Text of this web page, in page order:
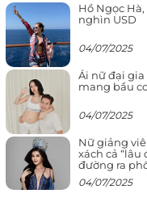
Hồ Ngọc
nghìn USD
04/07/2025
Ái nữ đại
mang bầu
04/07/2025
Nữ giảng
xách cả
đường ra
04/07/2025